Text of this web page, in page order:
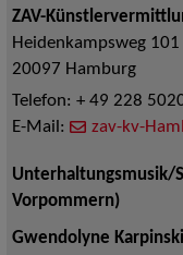
ZAV-
Heidenkampsweg 101
20097 Hamburg
Telefon: + 49 228
E-Mail:
zav-kv-
Unterhaltungsmusik/
Vorpommern)
Gwendolyne Karpinski